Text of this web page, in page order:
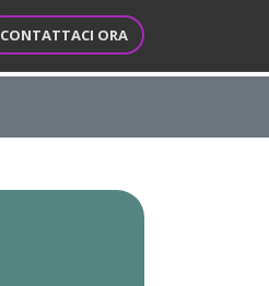
CONTATTACI ORA